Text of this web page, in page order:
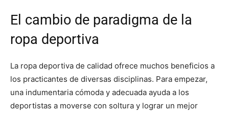
El cambio de paradigma de la
ropa deportiva
La ropa deportiva de calidad ofrece muchos beneficios a
los practicantes de diversas disciplinas. Para empezar,
una indumentaria cómoda y adecuada ayuda a los
deportistas a moverse con soltura y lograr un mejor